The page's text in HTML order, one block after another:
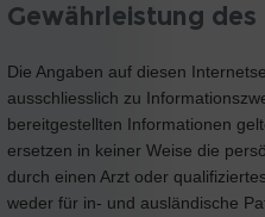
Gewährleistung
Die Angaben auf diesen
ausschliesslich zu
bereitgestellten Informationen
ersetzen in keiner Weise die
durch einen Arzt oder
weder für in- und ausländische